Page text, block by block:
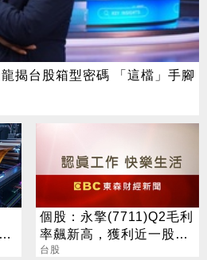
揭台股箱型密碼 「這檔」手腳
個股：永擎(7711)Q2毛利
率飆新高，獲利近一股本
超預期，今股價跳空鎖漲
台股